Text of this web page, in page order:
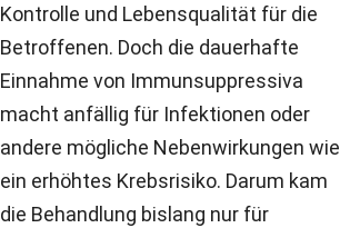
Kontrolle und Lebensqualität für die
Betroffenen. Doch die dauerhafte
Einnahme von Immunsuppressiva
macht anfällig für Infektionen oder
andere mögliche Nebenwirkungen wie
ein erhöhtes Krebsrisiko. Darum kam
die Behandlung bislang nur für